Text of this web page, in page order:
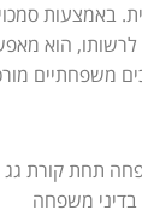
באמצעות
לרשותו, הוא
משפחתיים
תחת קורת
משפחה